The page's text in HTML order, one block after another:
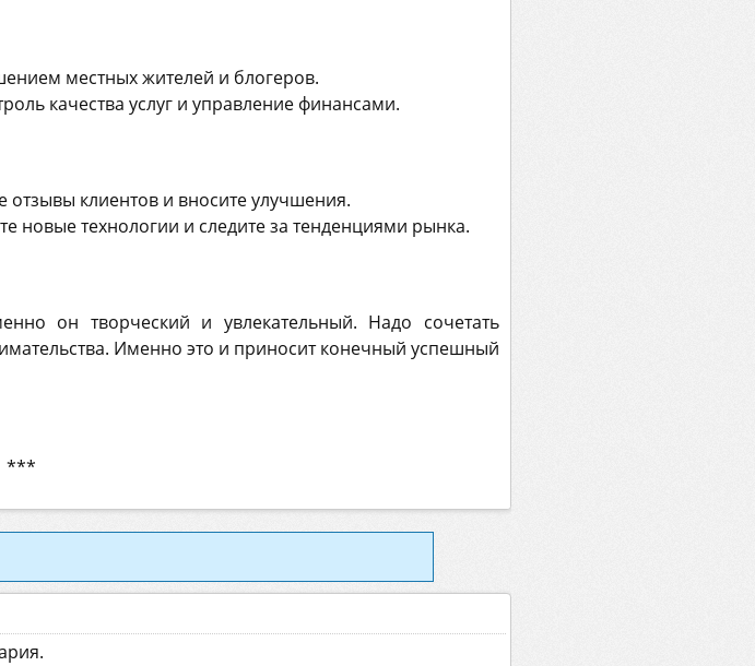
местных жителей и блогеров.
качества услуг и управление финансами.
отзывы клиентов и вносите улучшения.
новые технологии и следите за тенденциями рынка.
он творческий и увлекательный. Надо сочетать
Именно это и приносит конечный успешный
***